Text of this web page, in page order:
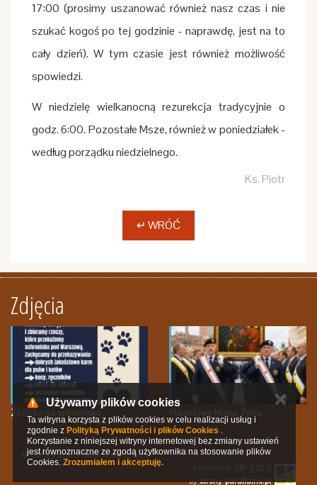
17:00 (prosimy uszanować również nasz czas i nie
szukać kogoś po tej godzinie - naprawdę, jest na to
cały dzień). W tym czasie jest również możliwość
spowiedzi.
W niedzielę wielkanocną rezurekcja tradycyjnie o
godz. 6:00. Pozostałe Msze, również w poniedziałek -
według porządku niedzielnego.
Ks. Piotr
↵ WRÓĆ
Zdjęcia
Zbiórka na schronisko
© 2016 Parafia Świętej Katarzyny
bystrony-parafialne.pl
Używamy plików cookies
Ta witryna korzysta z plików cookies w celu realizacji usług i
zgodnie z Polityką Prywatności i plików Cookies .
Korzystanie z niniejszej witryny internetowej bez zmiany ustawień
jest równoznaczne ze zgodą użytkownika na stosowanie plików
Cookies. Zrozumiałem i akceptuję.
✕